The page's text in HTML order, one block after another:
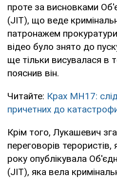
проте за висновками
(JIT), що веде
патронажем
відео було знято до
ще тільки висувалася в
пояснив він.
Читайте: Крах МН17:
причетних до
Крім того, Лукашевич
переговорів
року опублікувала
(JIT), яка вела